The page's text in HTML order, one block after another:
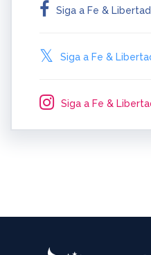
Siga a Fe &
Siga a Fe &
Siga a Fe &